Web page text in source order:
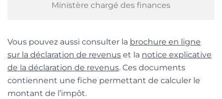
Ministère chargé des finances
Vous pouvez aussi consulter la brochure en ligne
sur la déclaration de revenus et la notice explicative
de la déclaration de revenus. Ces documents
contiennent une fiche permettant de calculer le
montant de l’impôt.